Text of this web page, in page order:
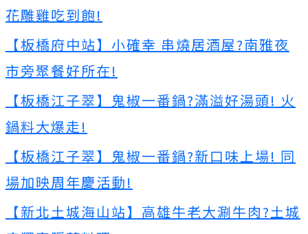
花雕雞吃到飽!
【板橋府中站】小確幸 串燒居酒屋?南雅夜
市旁聚餐好所在!
【板橋江子翠】鬼椒一番鍋?滿溢好湯頭! 火
鍋料大爆走!
【板橋江子翠】鬼椒一番鍋?新口味上場! 同
場加映周年慶活動!
【新北土城海山站】高雄牛老大涮牛肉?土城